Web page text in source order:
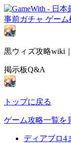
事前ガチャ ゲーム
黒ウィズ攻略wiki
掲示板Q&A
トップに戻る
ゲーム攻略一覧を
ディアブロ4